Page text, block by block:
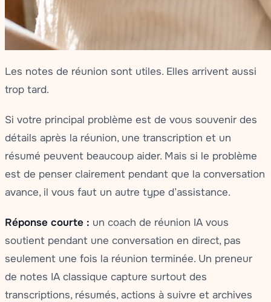
Les notes de réunion sont utiles. Elles arrivent aussi
trop tard.
Si votre principal problème est de vous souvenir des
détails après la réunion, une transcription et un
résumé peuvent beaucoup aider. Mais si le problème
est de penser clairement pendant que la conversation
avance, il vous faut un autre type d’assistance.
Réponse courte : un coach de réunion IA vous
soutient pendant une conversation en direct, pas
seulement une fois la réunion terminée. Un preneur
de notes IA classique capture surtout des
transcriptions, résumés, actions à suivre et archives